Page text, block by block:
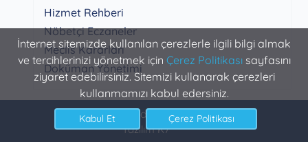
İnternet sitemizde kullanılan çerezlerle ilgili bilgi almak
ve tercihlerinizi yönetmek için Çerez Politikasısayfasını
ziyaret edebilirsiniz. Sitemizi kullanarak çerezleri
kullanmamızı kabul edersiniz.
Hizmet Rehberi
Nöbetçi Eczaneler
Meclis Kararları
Doküman Yönetimi
Şahinbey Belediyesi Bilgi İşlem
Yazılım K7